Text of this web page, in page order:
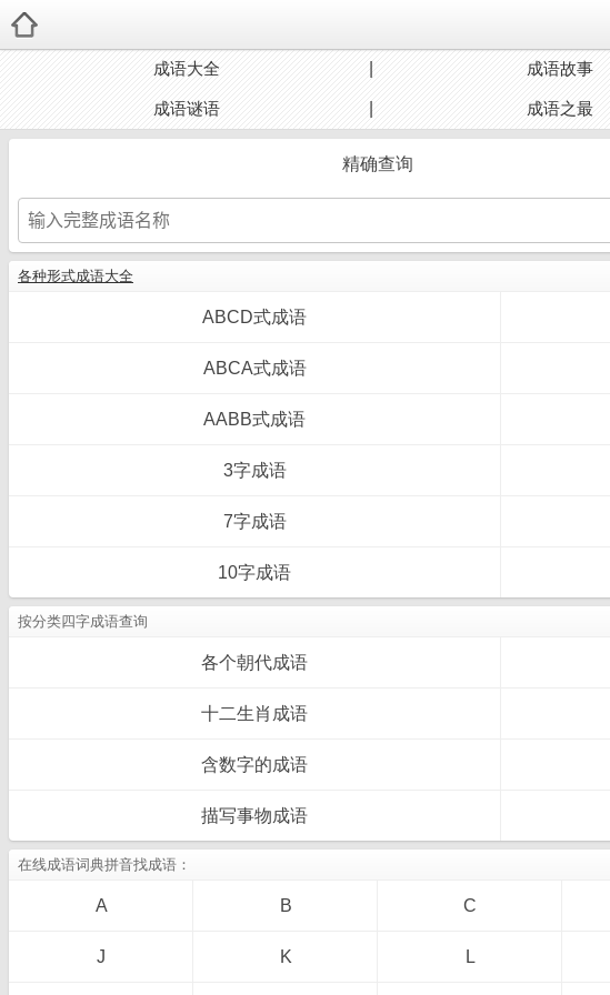
成语大全 成语故事
成语谜语 成语之最
精确查询
各种形式成语大全
ABCD式成语
ABCA式成语
AABB式成语
3字成语
7字成语
10字成语
按分类四字成语查询
各个朝代成语
十二生肖成语
含数字的成语
描写事物成语
在线成语词典拼音找成语：
A B C
J K L